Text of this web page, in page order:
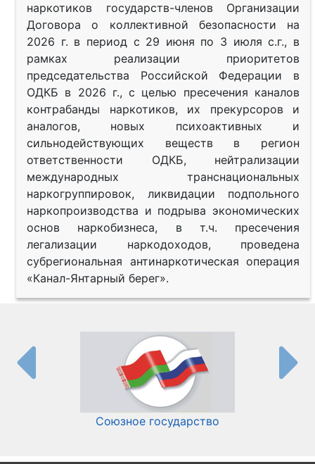
наркотиков государств-членов Организации
Договора о коллективной безопасности на
2026 г. в период с 29 июня по 3 июля с.г., в
рамках реализации приоритетов
председательства Российской Федерации в
ОДКБ в 2026 г., с целью пресечения каналов
контрабанды наркотиков, их прекурсоров и
аналогов, новых психоактивных и
сильнодействующих веществ в регион
ответственности ОДКБ, нейтрализации
международных транснациональных
наркогруппировок, ликвидации подпольного
наркопроизводства и подрыва экономических
основ наркобизнеса, в т.ч. пресечения
легализации наркодоходов, проведена
субрегиональная антинаркотическая операция
«Канал-Янтарный берег».
Союзное государство